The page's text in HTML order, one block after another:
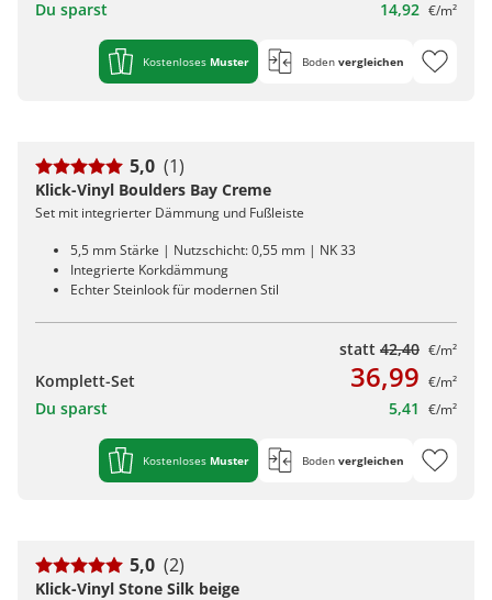
Du sparst 14,92 €/m²
Kostenloses Muster Boden vergleichen
5,0 (1)
Klick-Vinyl Boulders Bay Creme
Set mit integrierter Dämmung und Fußleiste
5,5 mm Stärke | Nutzschicht: 0,55 mm | NK 33
Integrierte Korkdämmung
Echter Steinlook für modernen Stil
statt 42,40 €/m²
Komplett-Set 36,99 €/m²
Du sparst 5,41 €/m²
Kostenloses Muster Boden vergleichen
5,0 (2)
Klick-Vinyl Stone Silk beige